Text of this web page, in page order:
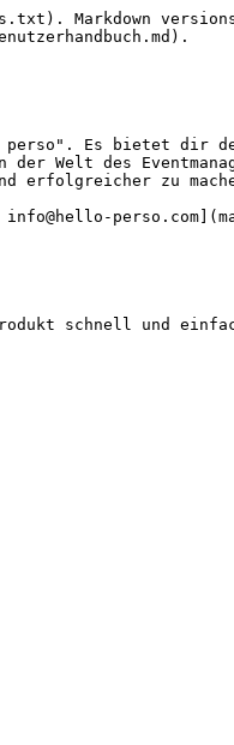
Markdown
perso". Es bietet
Welt des
zu
schnell und